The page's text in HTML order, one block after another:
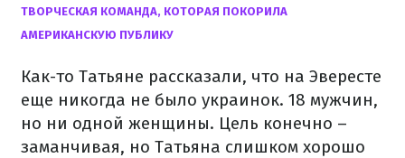
ТВОРЧЕСКАЯ КОМАНДА, КОТОРАЯ ПОКОРИЛА
АМЕРИКАНСКУЮ ПУБЛИКУ
Как-то Татьяне рассказали, что на Эвересте
еще никогда не было украинок. 18 мужчин,
но ни одной женщины. Цель конечно –
заманчивая, но Татьяна слишком хорошо